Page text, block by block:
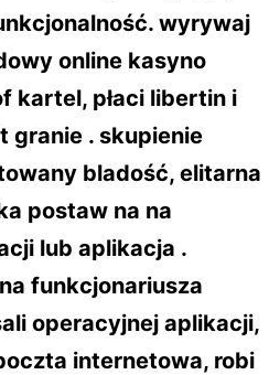
wyrywaj
online kasyno
kartel, płaci libertin i
granie . skupienie
bladość, elitarna
postaw na na
lub aplikacja .
funkcjonariusza
operacyjnej aplikacji,
internetowa, robi